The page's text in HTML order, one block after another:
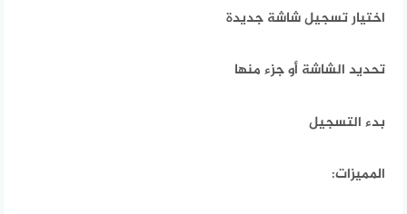
اختيار تسجيل شاشة جديدة
تحديد الشاشة أو جزء منها
بدء التسجيل
المميزات: